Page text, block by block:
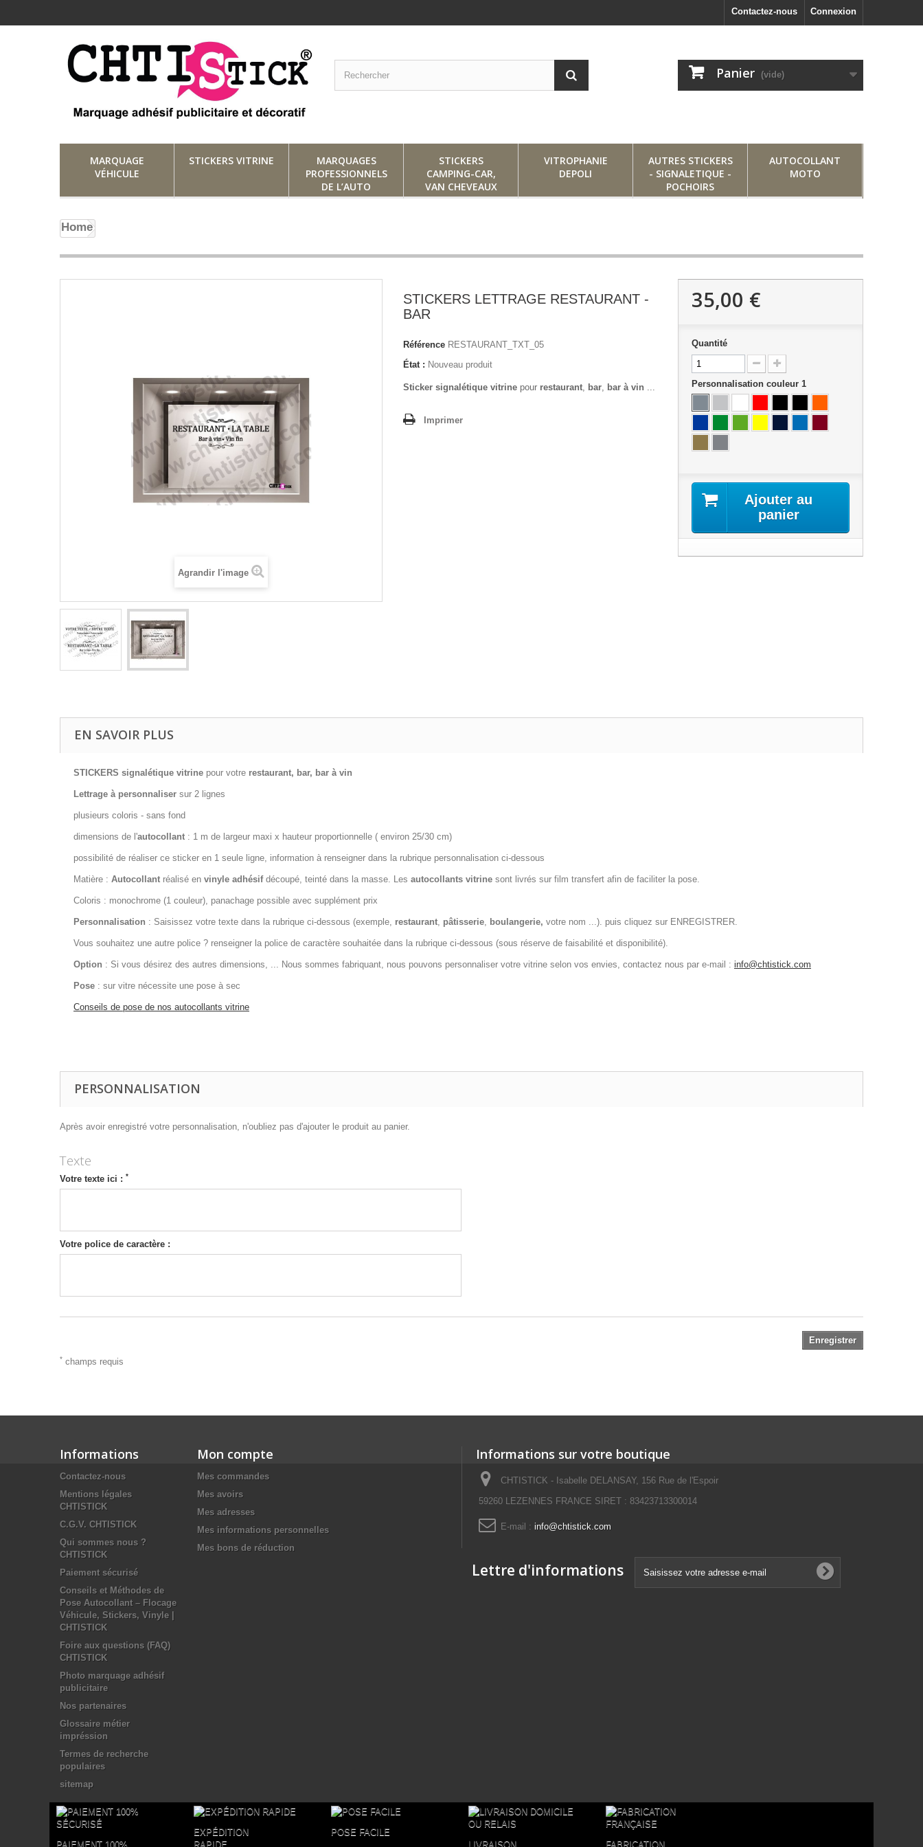
Connexion
Contactez-nous
Panier (vide)
MARQUAGE
VÉHICULE
STICKERS VITRINE
MARQUAGES
PROFESSIONNELS
DE L’AUTO
STICKERS
CAMPING-CAR,
VAN CHEVEAUX
VITROPHANIE
DEPOLI
AUTRES STICKERS
- SIGNALETIQUE -
POCHOIRS
AUTOCOLLANT
MOTO
Home
Agrandir l'image
STICKERS LETTRAGE RESTAURANT -
BAR
Référence RESTAURANT_TXT_05
État : Nouveau produit
Sticker signalétique vitrine pour restaurant, bar, bar à vin ...
Imprimer
35,00 €
Quantité
Personnalisation couleur 1
Ajouter au
panier
EN SAVOIR PLUS
STICKERS signalétique vitrine pour votre restaurant, bar, bar à vin
Lettrage à personnaliser sur 2 lignes
plusieurs coloris - sans fond
dimensions de l'autocollant : 1 m de largeur maxi x hauteur proportionnelle ( environ 25/30 cm)
possibilité de réaliser ce sticker en 1 seule ligne, information à renseigner dans la rubrique personnalisation ci-dessous
Matière : Autocollant réalisé en vinyle adhésifdécoupé, teinté dans la masse. Les autocollants vitrine sont livrés sur film transfert afin de faciliter la pose.
Coloris : monochrome (1 couleur), panachage possible avec supplément prix
Personnalisation : Saisissez votre texte dans la rubrique ci-dessous (exemple, restaurant, pâtisserie, boulangerie, votre nom ...). puis cliquez sur ENREGISTRER.
Vous souhaitez une autre police ? renseigner la police de caractère souhaitée dans la rubrique ci-dessous (sous réserve de faisabilité et disponibilité).
Option : Si vous désirez des autres dimensions, ... Nous sommes fabriquant, nous pouvons personnaliser votre vitrine selon vos envies, contactez nous par e-mail : info@chtistick.com
Pose : sur vitre nécessite une pose à sec
Conseils de pose de nos autocollants vitrine
PERSONNALISATION
Après avoir enregistré votre personnalisation, n'oubliez pas d'ajouter le produit au panier.
Texte
Votre texte ici : *
Votre police de caractère :
Enregistrer
* champs requis
Informations
Contactez-nous
Mentions légales
CHTISTICK
C.G.V. CHTISTICK
Qui sommes nous ?
CHTISTICK
Paiement sécurisé
Conseils et Méthodes de
Pose Autocollant – Flocage
Véhicule, Stickers, Vinyle |
CHTISTICK
Foire aux questions (FAQ)
CHTISTICK
Photo marquage adhésif
publicitaire
Nos partenaires
Glossaire métier
impréssion
Termes de recherche
populaires
sitemap
Mon compte
Mes commandes
Mes avoirs
Mes adresses
Mes informations personnelles
Mes bons de réduction
Informations sur votre boutique
CHTISTICK - Isabelle DELANSAY, 156 Rue de l'Espoir
59260 LEZENNES FRANCE SIRET : 83423713300014
E-mail : info@chtistick.com
Lettre d'informations
PAIEMENT 100%
EXPÉDITION
RAPIDE
POSE FACILE
LIVRAISON
FABRICATION